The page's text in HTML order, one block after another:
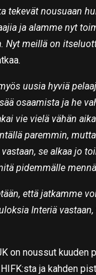
tekevät nousuaan
ja alamme nyt
Nyt meillä on
uusia hyviä
osaamista ja he
vie vielä vähän
paremmin,
se alkaa jo
pidemmälle
että jatkamme
Interiä vastaan,
on noussut kuuden
ja kahden